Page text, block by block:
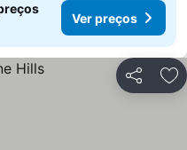
Ver preços
Partilhar